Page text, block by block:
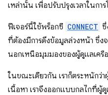
เหล่านั้น เพื่อปรับปรุงเวลาในกา
ฟีเจอร์นี้ใช้พร็อกซี CONNECT ซึ่
ที่ต้องมีการดึงข้อมูลล่วงหน้า ซึ่งจ
นอกเหนือมุมมองของผู้ดูแลเครื
ในขณะเดียวกัน เราก็ตระหนักว่
เนื้อหา เราจึงออกแบบกลไกที่ผู้